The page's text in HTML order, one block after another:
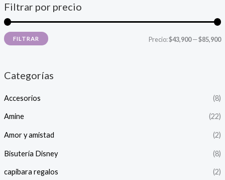
Filtrar por precio
PP
FILTRAR Precio:$43,900—$85,900
Categorías
Accesorios (8)
Amine (22)
Amor y amistad (2)
Bisutería Disney (8)
capibara regalos (2)